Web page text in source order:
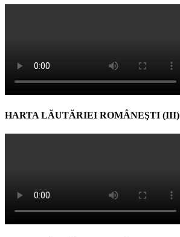
HARTA LĂUTĂRIEI ROMÂNEŞTI (III)